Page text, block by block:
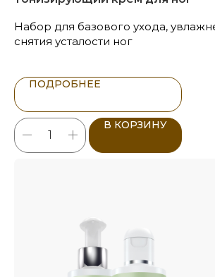
Набор для базового ухода,
снятия усталости ног
ПОДРОБНЕЕ
В КОРЗИНУ
Кофеин, экстракты стручкового перца
и плюща оказывают согревающий
эффект, улучшают кровообращение
и ускоряют расщепление жиров.